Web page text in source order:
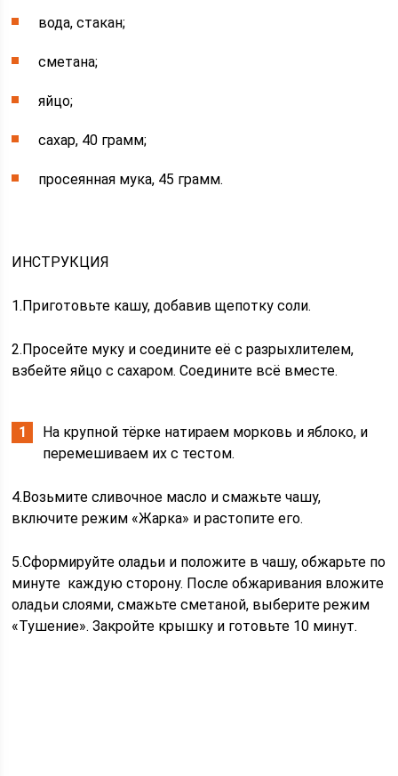
вода, стакан;
сметана;
яйцо;
сахар, 40 грамм;
просеянная мука, 45 грамм.
ИНСТРУКЦИЯ
1.Приготовьте кашу, добавив щепотку соли.
2.Просейте муку и соедините её с разрыхлителем,
взбейте яйцо с сахаром. Соедините всё вместе.
На крупной тёрке натираем морковь и яблоко, и
перемешиваем их с тестом.
4.Возьмите сливочное масло и смажьте чашу,
включите режим «Жарка» и растопите его.
5.Сформируйте оладьи и положите в чашу, обжарьте по
минуте каждую сторону. После обжаривания вложите
оладьи слоями, смажьте сметаной, выберите режим
«Тушение». Закройте крышку и готовьте 10 минут.